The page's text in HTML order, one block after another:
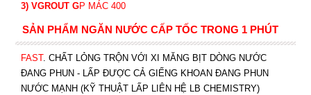
3) VGROUT GP MÁC 400
SẢN PHẨM NGĂN NƯỚC CẤP TỐC TRONG 1 PHÚT
FAST. CHẤT LỎNG TRỘN VỚI XI MĂNG BỊT DÒNG NƯỚC
ĐANG PHUN - LẤP ĐƯỢC CẢ GIẾNG KHOAN ĐANG PHUN
NƯỚC MẠNH (KỸ THUẬT LẤP LIÊN HỆ LB CHEMISTRY)